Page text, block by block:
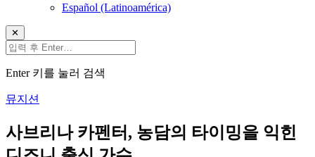
Español (Latinoamérica)
✕
Enter 키를 눌러 검색
뮤지션
사브리나 카펜터, 농담의 타이밍을 익힌